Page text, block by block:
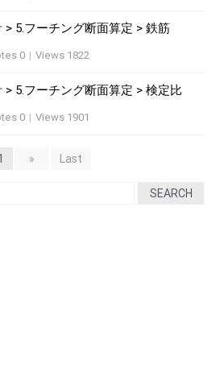
> 5.フーチング断面算定 > 鉄筋
0 | Views 1822
> 5.フーチング断面算定 > 検定比
0 | Views 1901
» Last
SEARCH